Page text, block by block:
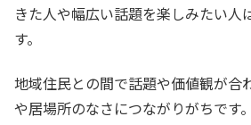
きた人や幅広い話題を楽しみたい人
す。
地域住民との間で話題や価値観が合
や居場所のなさにつながりがちです。